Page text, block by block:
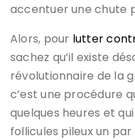
accentuer une chute
Alors, pour lutter
sachez qu’il existe
révolutionnaire de la
c’est une procédure
quelques heures et
follicules pileux un